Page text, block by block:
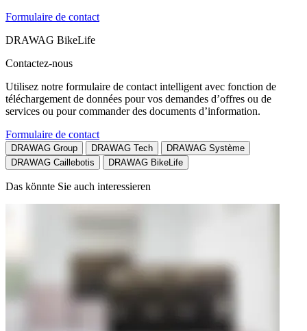
Formulaire de contact
DRAWAG BikeLife
Contactez-nous
Utilisez notre formulaire de contact intelligent avec fonction de
téléchargement de données pour vos demandes d’offres ou de
services ou pour commander des documents d’information.
Formulaire de contact
DRAWAG Group DRAWAG Tech
DRAWAG Système
DRAWAG Caillebotis
DRAWAG BikeLife
Das könnte Sie auch interessieren